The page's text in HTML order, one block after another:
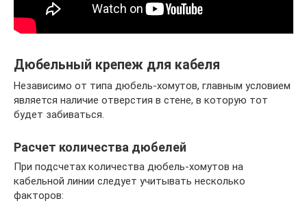
Дюбельный крепеж для кабеля
Независимо от типа дюбель-хомутов, главным условием
является наличие отверстия в стене, в которую тот
будет забиваться.
Расчет количества дюбелей
При подсчетах количества дюбель-хомутов на
кабельной линии следует учитывать несколько
факторов: